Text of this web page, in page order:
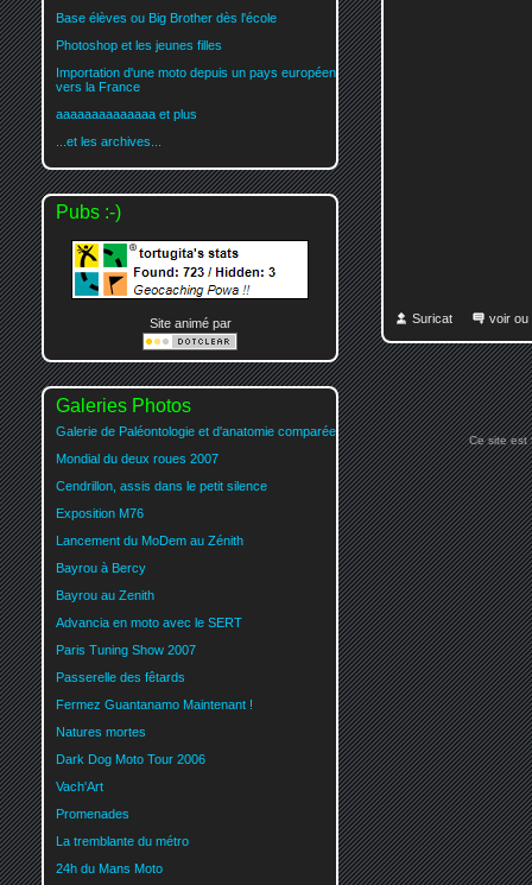
Suricat voir ou
Base élèves ou Big Brother dès l'école
Photoshop et les jeunes filles
Importation d'une moto depuis un pays européen
vers la France
aaaaaaaaaaaaaa et plus
...et les archives...
Pubs :-)
Site animé par
Galeries Photos
Galerie de Paléontologie et d'anatomie comparée
Mondial du deux roues 2007
Cendrillon, assis dans le petit silence
Exposition M76
Lancement du MoDem au Zénith
Bayrou à Bercy
Bayrou au Zenith
Advancia en moto avec le SERT
Paris Tuning Show 2007
Passerelle des fêtards
Fermez Guantanamo Maintenant !
Natures mortes
Dark Dog Moto Tour 2006
Vach'Art
Promenades
La tremblante du métro
24h du Mans Moto
Ce site est